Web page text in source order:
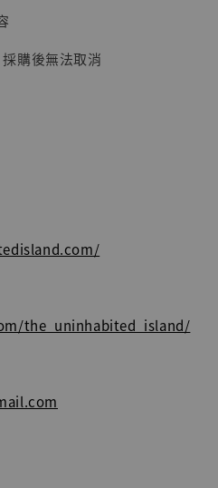
子 [BK01]
購後無法取消
the_uninhabited_island/